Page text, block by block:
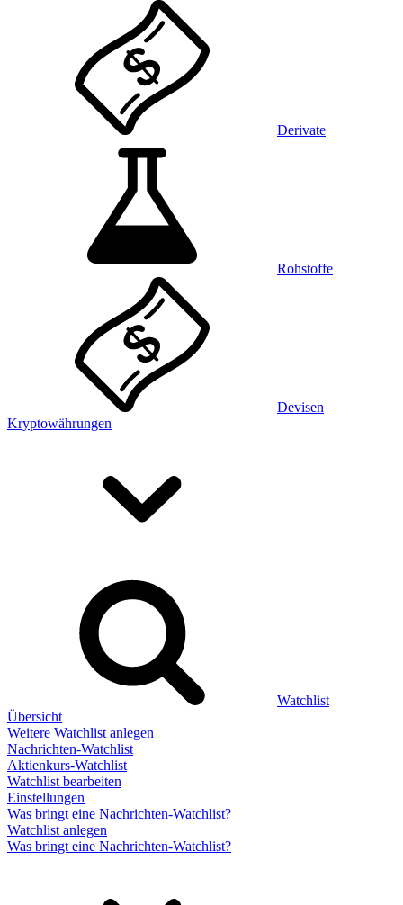
Derivate
Rohstoffe
Devisen
Kryptowährungen
Watchlist
Übersicht
Weitere Watchlist anlegen
Nachrichten-Watchlist
Aktienkurs-Watchlist
Watchlist bearbeiten
Einstellungen
Was bringt eine Nachrichten-Watchlist?
Watchlist anlegen
Was bringt eine Nachrichten-Watchlist?